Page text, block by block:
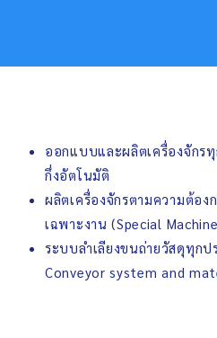
ออกแบบและผลิตเครื่องจักร
กึ่งอัตโนมัติ
ผลิตเครื่องจักรตามความต้อง
เฉพาะงาน (Special
ระบบลำเลียงขนถ่ายวัสดุทุก
Conveyor system and